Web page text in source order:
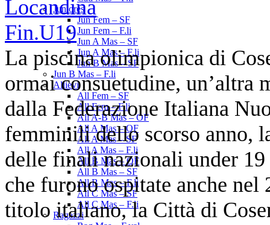
Juniores
Jun Fem – SF
Jun Fem – F.li
Jun A Mas – SF
Jun A Mas – F.li
Jun B Mas – SF
Jun B Mas – F.li
Allievi
All Fem – SF
All Fem – F.li
All A-B Mas – OF
All A Mas – QF
All A Mas – SF
All A Mas – F.li
All B Mas – QF
All B Mas – SF
All B Mas – F.li
All C Mas – SF
All C Mas – F.li
Ragazzi
La piscina olimpionica di
ormai consuetudine, un’altra
dalla Federazione Italiana
femminili dello scorso anno,
delle finali nazionali under
che furono ospitate anche
titolo italiano, la Città di